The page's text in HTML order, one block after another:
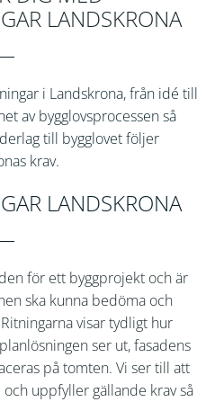
LANDSKRONA
i Landskrona, från idé till
av bygglovsprocessen så
till bygglovet följer
krav.
LANDSKRONA
för ett byggprojekt och är
ska kunna bedöma och
visar tydligt hur
ser ut, fasadens
på tomten. Vi ser till att
uppfyller gällande krav så